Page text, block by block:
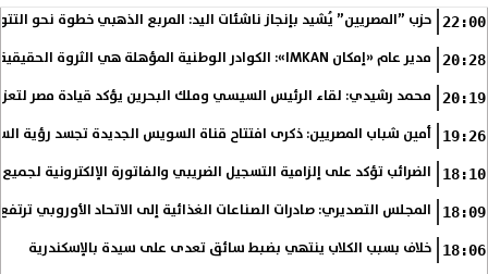
22:00 حزب ”المصريين” يُشيد بإنجاز ناشئات اليد: المربع الذهبي خطوة نحو
20:28 مدير عام «إمكان IMKAN»: الكوادر الوطنية المؤهلة هي الثروة الحقيقية لمستقبل التنمية في مصر
20:19 محمد رشيدي: لقاء الرئيس السيسي وملك البحرين يؤكد قيادة مصر
19:26 أمين شباب المصريين: ذكرى افتتاح قناة السويس الجديدة تجسد رؤية
18:10 الضرائب تؤكد على إلزامية التسجيل الضريبي والفاتورة الإلكترونية
18:09 المجلس التصديري: صادرات الصناعات الغذائية إلى الاتحاد الأوروبي ترتفع 15.4% خلال النصف الأول من
18:06 خلاف بسبب الكلاب ينتهي بضبط سائق تعدى على سيدة بالإسكندرية